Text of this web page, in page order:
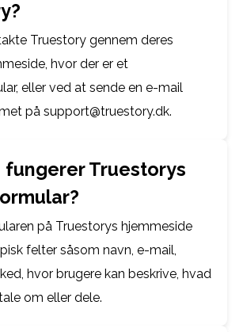
Truestory gennem deres
hvor der er et
eller ved at sende en e-mail
på support@truestory.dk.
fungerer Truestorys
på Truestorys hjemmeside
felter såsom navn, e-mail,
hvor brugere kan beskrive, hvad
om eller dele.